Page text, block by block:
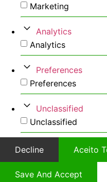
Marketing
Analytics
Analytics
Preferences
Preferences
Unclassified
Unclassified
Decline Aceito
Save And Accept